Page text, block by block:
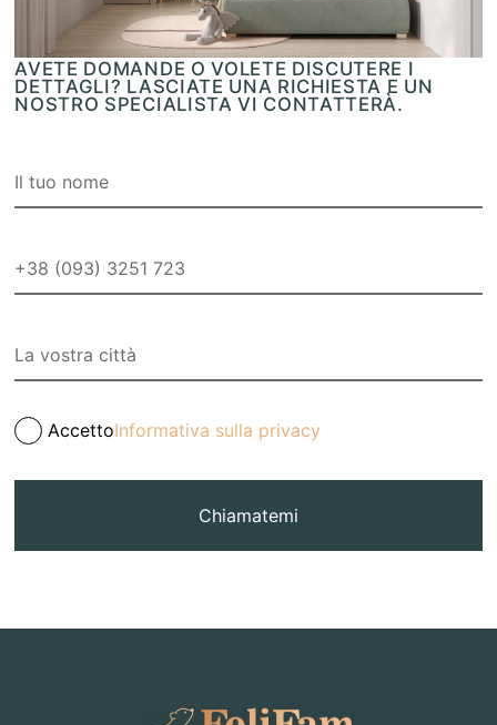
AVETE DOMANDE O VOLETE DISCUTERE I
DETTAGLI? LASCIATE UNA RICHIESTA E UN
NOSTRO SPECIALISTA VI CONTATTERÀ.
AccettoInformativa sulla privacy
Chiamatemi